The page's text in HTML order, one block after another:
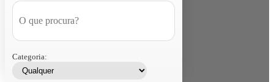
Categoria: